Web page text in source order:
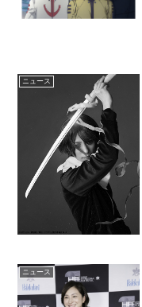
ニュース
ニュース